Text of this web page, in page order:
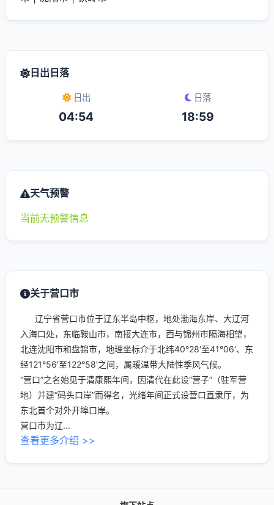
日出日落
日出
04:54
日落
18:59
天气预警
当前无预警信息
关于营口市
辽宁省营口市位于辽东半岛中枢，地处渤海东岸、大辽河
入海口处，东临鞍山市，南接大连市，西与锦州市隔海相望，
北连沈阳市和盘锦市，地理坐标介于北纬40°28′至41°06′、东
经121°56′至122°58′之间，属暖温带大陆性季风气候。
“营口”之名始见于清康熙年间，因清代在此设“营子”（驻军营
地）并建“码头口岸”而得名，光绪年间正式设营口直隶厅，为
东北首个对外开埠口岸。
营口市为辽...
查看更多介绍 >>